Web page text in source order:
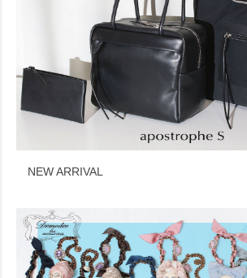
NEW ARRIVAL